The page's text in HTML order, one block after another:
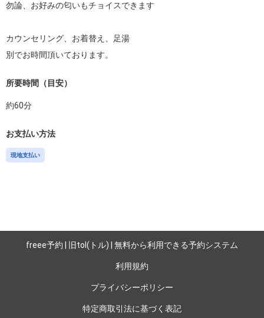
勿論、お好みの匂いもチョイスできます
カウンセリング、お着替え、足湯
所要時間（目安）
約60分
お支払い方法
現地支払い
freee予約 | 旧tol(トル) | 無料から利用できる予約システム
利用規約
プライバシーポリシー
特定商取引法に基づく表記